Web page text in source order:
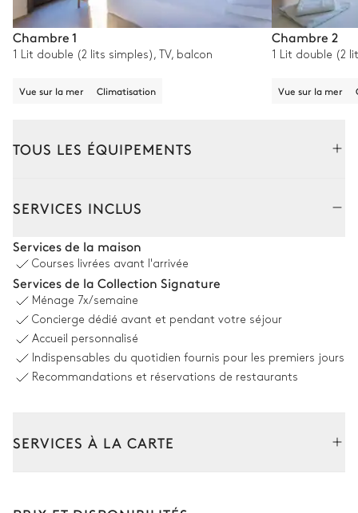
Chambre 1
1 Lit double (2 lits simples), TV, balcon
Vue sur la mer Climatisation
Chambre 2
1 Lit double (2
Vue sur la mer
TOUS LES ÉQUIPEMENTS
18 places Charbon
Terrain de basketball
SERVICES INCLUS
Services de la maison
Courses livrées avant l'arrivée
Services de la Collection Signature
Ménage 7x/semaine
Concierge dédié avant et pendant votre séjour
Accueil personnalisé
Indispensables du quotidien fournis pour les premiers jours
Recommandations et réservations de restaurants
SERVICES À LA CARTE